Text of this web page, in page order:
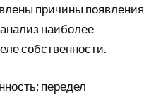
причины появления
наиболее
собственности.
передел